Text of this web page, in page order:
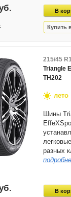
215/45
Triangle
TH202
лето
Шины
разных